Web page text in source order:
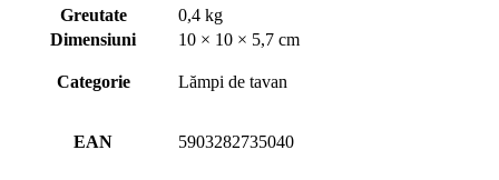
Greutate
0,4 kg
Dimensiuni
10 × 10 × 5,7 cm
Categorie Lămpi de tavan
EAN 5903282735040